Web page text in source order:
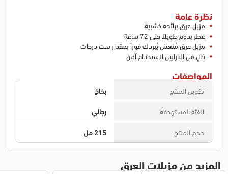
نظرة عامة
مزيل عرق برائحة خشبية
عطر يدوم طويلاً حتى 72 ساعة
مزيل عرق مُنعش يُبردك فوراً بمقدار ست درجات
خالٍ من البارابين لاستخدام آمن
المواصفات
تكوين المنتج
بخاخ
الفئة المستهدفة
رجالي
حجم المنتج
215 مل
المزيد من مزيلات العرق